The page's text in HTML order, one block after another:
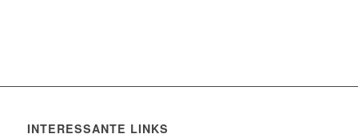
INTERESSANTE LINKS